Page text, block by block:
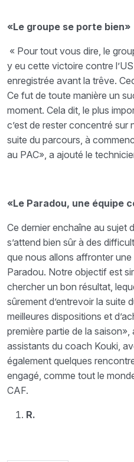
«Le groupe se porte bien»
« Pour tout vous dire, le
y eu cette victoire contre
enregistrée avant la trêve.
Ce fut de toute manière un
moment. Cela dit, le plus
c’est de rester concentré sur
suite du parcours, à
au PAC», a ajouté le
«Le Paradou, une équipe
Ce dernier enchaîne au sujet
s’attend bien sûr à des
que nous allons affronter
Paradou. Notre objectif est
chercher un bon résultat,
sûrement d’entrevoir la suite
meilleures dispositions et
première partie de la saison»,
assistants du coach Kouki,
également quelques
engagé, comme tout le
CAF.
R.